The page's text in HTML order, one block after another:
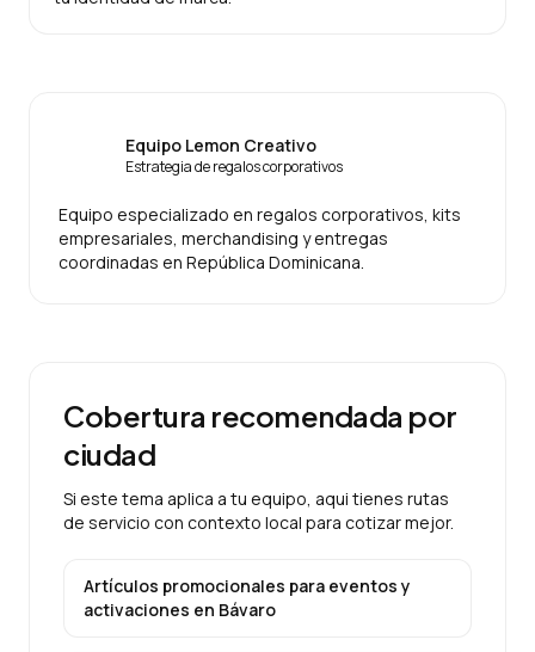
Equipo Lemon Creativo
Estrategia de regalos corporativos
Equipo especializado en regalos corporativos, kits
empresariales, merchandising y entregas
coordinadas en República Dominicana.
Cobertura recomendada por
ciudad
Si este tema aplica a tu equipo, aqui tienes rutas
de servicio con contexto local para cotizar mejor.
Artículos promocionales para eventos y
activaciones en Bávaro